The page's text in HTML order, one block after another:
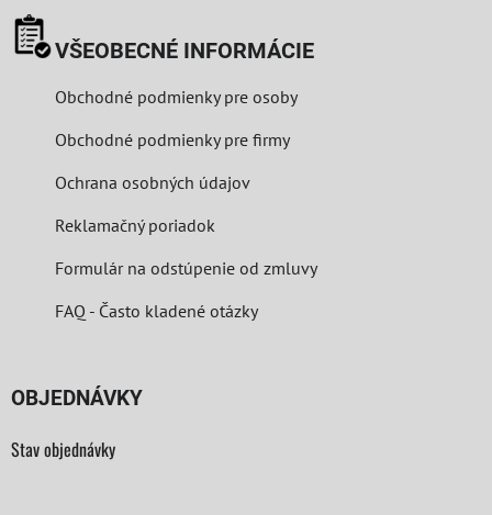
VŠEOBECNÉ INFORMÁCIE
Obchodné podmienky pre osoby
Obchodné podmienky pre firmy
Ochrana osobných údajov
Reklamačný poriadok
Formulár na odstúpenie od zmluvy
FAQ - Často kladené otázky
OBJEDNÁVKY
Stav objednávky